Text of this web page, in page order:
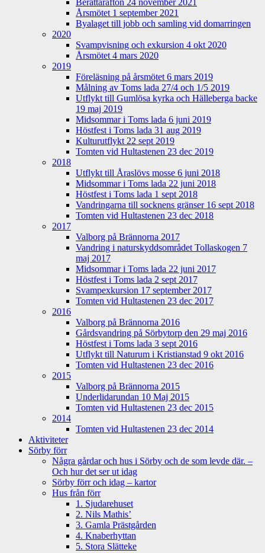
Berättarafton 24 november 2021
Årsmötet 1 september 2021
Byalaget till jobb och samling vid domarringen
2020
Svampvisning och exkursion 4 okt 2020
Årsmötet 4 mars 2020
2019
Föreläsning på årsmötet 6 mars 2019
Målning av Toms lada 27/4 och 1/5 2019
Utflykt till Gumlösa kyrka och Hälleberga backe
19 maj 2019
Midsommar i Toms lada 6 juni 2019
Höstfest i Toms lada 31 aug 2019
Kulturutflykt 22 sept 2019
Tomten vid Hultastenen 23 dec 2019
2018
Utflykt till Åraslövs mosse 6 juni 2018
Midsommar i Toms lada 22 juni 2018
Höstfest i Toms lada 1 sept 2018
Vandringarna till socknens gränser 16 sept 2018
Tomten vid Hultastenen 23 dec 2018
2017
Valborg på Brännorna 2017
Vandring i naturskyddsområdet Tollaskogen 7
maj 2017
Midsommar i Toms lada 22 juni 2017
Höstfest i Toms lada 2 sept 2017
Svampexkursion 17 september 2017
Tomten vid Hultastenen 23 dec 2017
2016
Valborg på Brännorna 2016
Gårdsvandring på Sörbytorp den 29 maj 2016
Höstfest i Toms lada 3 sept 2016
Utflykt till Naturum i Kristianstad 9 okt 2016
Tomten vid Hultastenen 23 dec 2016
2015
Valborg på Brännorna 2015
Underlidarundan 10 Maj 2015
Tomten vid Hultastenen 23 dec 2015
2014
Tomten vid Hultastenen 23 dec 2014
Aktiviteter
Sörby förr
Några gårdar och hus i Sörby och de som levde där. –
Och hur det ser ut idag
Sörby förr och idag – kartor
Hus från förr
1. Sjudarehuset
2. Nils Mathis’
3. Gamla Prästgården
4. Knaberhyttan
5. Stora Slätteke